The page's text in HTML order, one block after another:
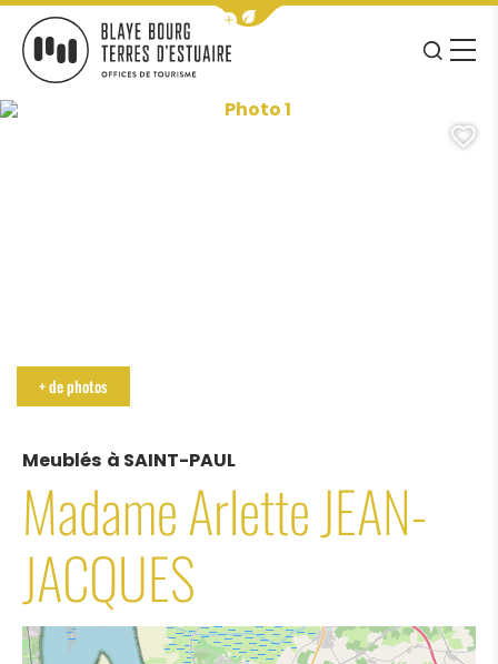
Afficher la barre de navigation
BLAYE BOURG TERRES D&#039;ESTUAIRE
JE
MENU
Meublés à SAINT-PAUL
Madame Arlette JEAN-
JACQUES
Photo 1, © BLAYE TOURISME
+ de photos